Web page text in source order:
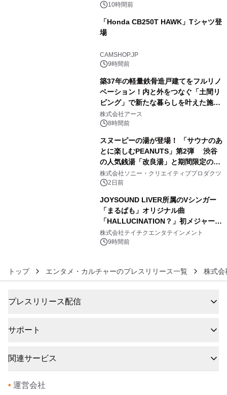
スの2施設で
10時間前
「Honda CB250T HAWK」Tシャツ登
場
CAMSHOP.JP
9時間前
築37年の軽量鉄骨造戸建てをフルリノ
ベーション！内と外をつなぐ「土間リ
ビング」で新たな暮らしを叶えた施工
事例を株式会社アースが公開
株式会社アース
8時間前
スヌーピーの湯が登場！ 「サウナのあ
とに楽しむPEANUTS」第2弾 渋谷
の人気銭湯「改良湯」と期間限定のコ
ラボレーション サウナイキタイコラ
ボグッズも発売決定！
株式会社ソニー・クリエイティブプロダクツ
2日前
JOYSOUND LIVER所属のVシンガー
「まるぱも」オリジナル曲
「HALLUCINATION？」初メジャー配
信リリース決定！
株式会社テイチクエンタテインメント
9時間前
トップ エンタメ・カルチャーのプレスリリース一覧 株式会
プレスリリース配信
サポート
関連サービス
• 運営会社